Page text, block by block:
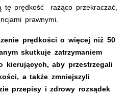
tę prędkość rażąco przekraczać,
prawnymi.
prędkości o więcej niż 50
skutkuje zatrzymaniem
kierujących, aby przestrzegali
a także zmniejszyli
przepisy i zdrowy rozsądek